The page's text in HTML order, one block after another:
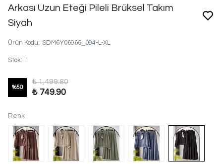
Arkası Uzun Eteği Pileli Brüksel Takım
Siyah
Ürün Kodu: SDM6Y06966_094-L-XL
Stok: 1
%50
₺ 1,499.80
₺ 749.90
Renk